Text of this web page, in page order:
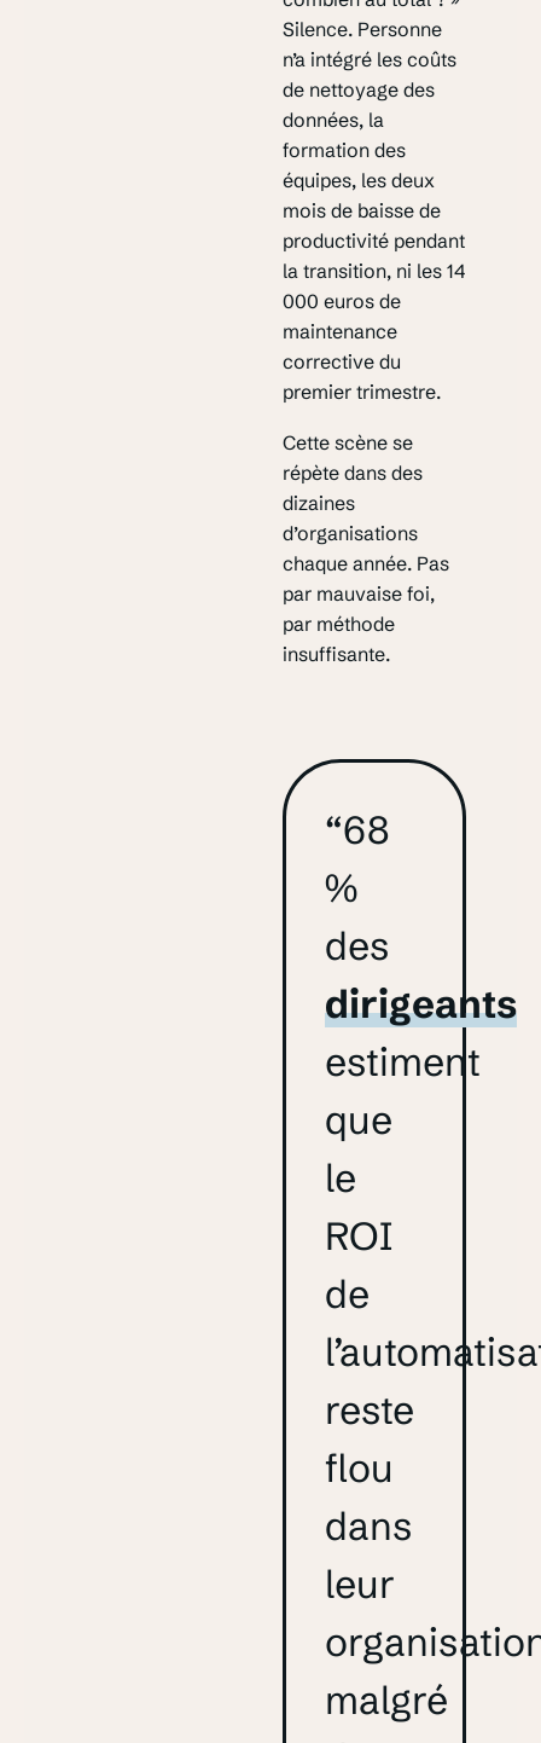
Silence. Personne
n’a intégré les coûts
de nettoyage des
données, la
formation des
équipes, les deux
mois de baisse de
productivité pendant
la transition, ni les 14
000 euros de
maintenance
corrective du
premier trimestre.
Cette scène se
répète dans des
dizaines
d’organisations
chaque année. Pas
par mauvaise foi,
par méthode
insuffisante.
“68
%
des
dirigeants
estiment
que
le
ROI
de
reste
flou
dans
leur
malgré